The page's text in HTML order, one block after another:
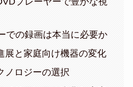
での録画は本当に必要か
展と家庭向け機器の変化
ノロジーの選択